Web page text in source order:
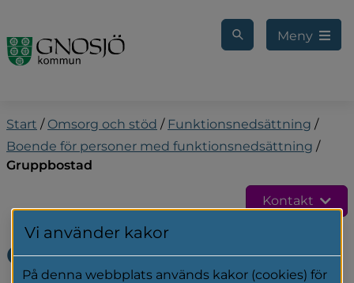
Meny
Start / Omsorg och stöd / Funktionsnedsättning /
Boende för personer med funktionsnedsättning /
Gruppbostad
Kontakt
Gruppbostad
Vi använder kakor
På denna webbplats används kakor (cookies) för